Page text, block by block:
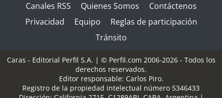
Canales RSS Quienes Somos
Contáctenos
Privacidad
Equipo
Reglas de participación
Tránsito
Caras - Editorial Perfil S.A. | © Perfil.com 2006-2026 - Todos los
derechos reservados.
Editor responsable: Carlos Piro.
Registro de la propiedad intelectual número 5346433